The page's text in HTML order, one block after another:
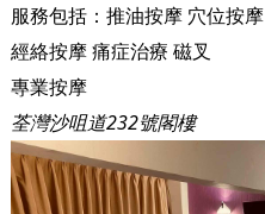
服務包括： 推油按摩 穴位按摩
經絡按摩痛症治療 磁叉
專業按摩
荃灣沙咀道232號閣樓